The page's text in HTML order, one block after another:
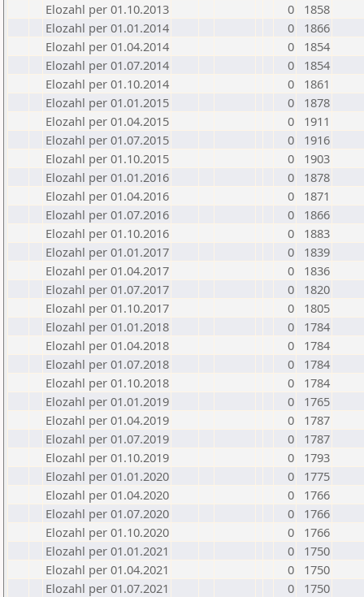
Elozahl per 01.10.2013
0
1858
Elozahl per 01.01.2014
0
1866
Elozahl per 01.04.2014
0
1854
Elozahl per 01.07.2014
0
1854
Elozahl per 01.10.2014
0
1861
Elozahl per 01.01.2015
0
1878
Elozahl per 01.04.2015
0
1911
Elozahl per 01.07.2015
0
1916
Elozahl per 01.10.2015
0
1903
Elozahl per 01.01.2016
0
1878
Elozahl per 01.04.2016
0
1871
Elozahl per 01.07.2016
0
1866
Elozahl per 01.10.2016
0
1883
Elozahl per 01.01.2017
0
1839
Elozahl per 01.04.2017
0
1836
Elozahl per 01.07.2017
0
1820
Elozahl per 01.10.2017
0
1805
Elozahl per 01.01.2018
0
1784
Elozahl per 01.04.2018
0
1784
Elozahl per 01.07.2018
0
1784
Elozahl per 01.10.2018
0
1784
Elozahl per 01.01.2019
0
1765
Elozahl per 01.04.2019
0
1787
Elozahl per 01.07.2019
0
1787
Elozahl per 01.10.2019
0
1793
Elozahl per 01.01.2020
0
1775
Elozahl per 01.04.2020
0
1766
Elozahl per 01.07.2020
0
1766
Elozahl per 01.10.2020
0
1766
Elozahl per 01.01.2021
0
1750
Elozahl per 01.04.2021
0
1750
Elozahl per 01.07.2021
0
1750